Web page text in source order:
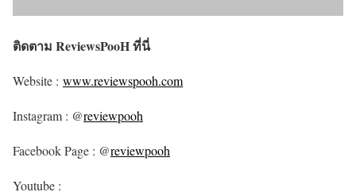
ติดตาม ReviewsPooH ที่นี่
Website : www.reviewspooh.com
Instagram : @reviewpooh
Facebook Page : @reviewpooh
Youtube :